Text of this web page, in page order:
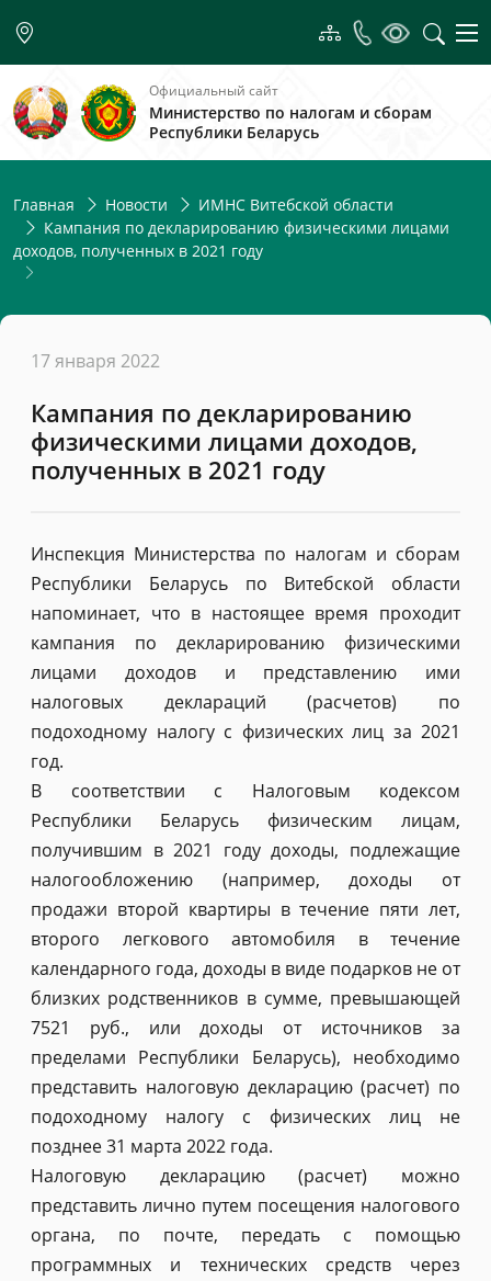
Официальный сайт
Министерство по налогам и сборам
Республики Беларусь
Главная Новости
ИМНС Витебской области
Кампания по декларированию физическими лицами
доходов, полученных в 2021 году
17 января 2022
Кампания по декларированию
физическими лицами доходов,
полученных в 2021 году
Инспекция Министерства по налогам и сборам
Республики Беларусь по Витебской области
напоминает, что в настоящее время проходит
кампания по декларированию физическими
лицами доходов и представлению ими
налоговых деклараций (расчетов) по
подоходному налогу с физических лиц за 2021
год.
В соответствии с Налоговым кодексом
Республики Беларусь физическим лицам,
получившим в 2021 году доходы, подлежащие
налогообложению (например, доходы от
продажи второй квартиры в течение пяти лет,
второго легкового автомобиля в течение
календарного года, доходы в виде подарков не от
близких родственников в сумме, превышающей
7521 руб., или доходы от источников за
пределами Республики Беларусь), необходимо
представить налоговую декларацию (расчет) по
подоходному налогу с физических лиц не
позднее 31 марта 2022 года.
Налоговую декларацию (расчет) можно
представить лично путем посещения налогового
органа, по почте, передать с помощью
программных и технических средств через